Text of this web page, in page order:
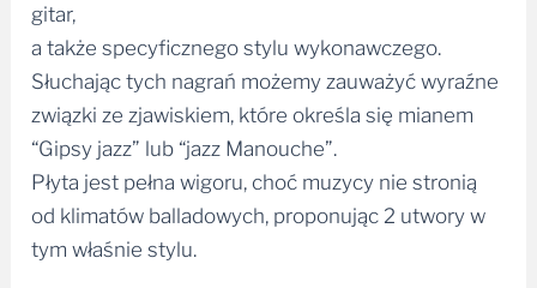
gitar,
a także specyficznego stylu wykonawczego.
Słuchając tych nagrań możemy zauważyć wyraźne
związki ze zjawiskiem, które określa się mianem
“Gipsy jazz” lub “jazz Manouche”.
Płyta jest pełna wigoru, choć muzycy nie stronią
od klimatów balladowych, proponując 2 utwory w
tym właśnie stylu.